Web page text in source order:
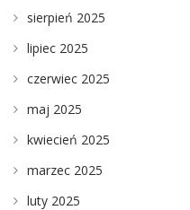
sierpień 2025
lipiec 2025
czerwiec 2025
maj 2025
kwiecień 2025
marzec 2025
luty 2025